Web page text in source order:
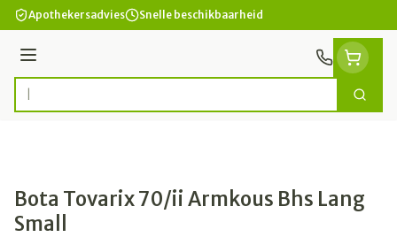
Ga naar de inhoud
Apothekersadvies Snelle beschikbaarheid
Menu
Product, merk, categorie... Zoek
Bota Tovarix 70/ii Armkous Bhs Lang
Small